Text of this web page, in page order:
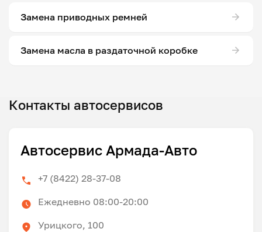
Замена приводных ремней
Замена масла в раздаточной коробке
Контакты автосервисов
Автосервис Армада-Авто
+7 (8422) 28-37-08
Ежедневно 08:00-20:00
Урицкого, 100